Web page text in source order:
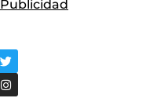
Publicidad